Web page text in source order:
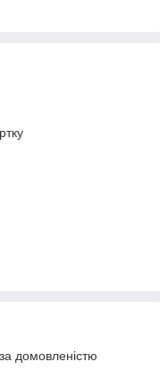
домовленістю